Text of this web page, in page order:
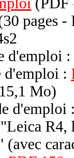
pages
d'emploi :
d'emploi :
Mo)
d'emploi
R4,
(avec